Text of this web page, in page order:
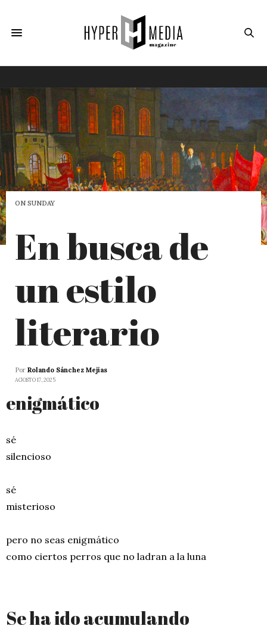
ON SUNDAY
En busca de
un estilo
literario
Por Rolando Sánchez Mejías
AGOSTO 17, 2025
enigmático
sé
silencioso
sé
misterioso
pero no seas enigmático
como ciertos perros que no ladran a la luna
Se ha ido acumulando